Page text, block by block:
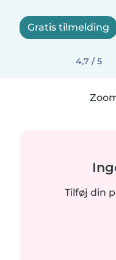
Gratis tilmelding
4,7 / 5
Tilføj din